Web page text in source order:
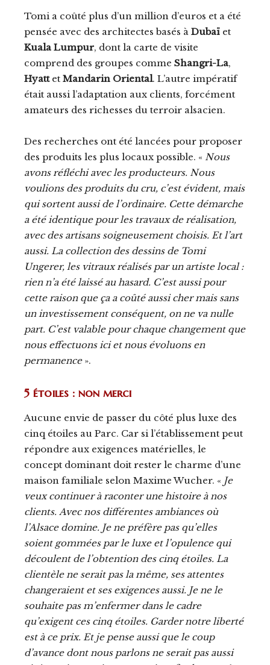
Tomi a coûté plus d’un million d’euros et a été
pensée avec des architectes basés à Dubaï et
Kuala Lumpur, dont la carte de visite
comprend des groupes comme Shangri-La,
Hyattet Mandarin Oriental. L’autre impératif
était aussi l’adaptation aux clients, forcément
amateurs des richesses du terroir alsacien.
Des recherches ont été lancées pour proposer
des produits les plus locaux possible. « Nous
avons réfléchi avec les producteurs. Nous
voulions des produits du cru, c’est évident, mais
qui sortent aussi de l’ordinaire. Cette démarche
a été identique pour les travaux de réalisation,
avec des artisans soigneusement choisis. Et l’art
aussi. La collection des dessins de Tomi
Ungerer, les vitraux réalisés par un artiste local :
rien n’a été laissé au hasard. C’est aussi pour
cette raison que ça a coûté aussi cher mais sans
un investissement conséquent, on ne va nulle
part. C’est valable pour chaque changement que
nous effectuons ici et nous évoluons en
permanence».
5 étoiles : non merci
Aucune envie de passer du côté plus luxe des
cinq étoiles au Parc. Car si l’établissement peut
répondre aux exigences matérielles, le
concept dominant doit rester le charme d’une
maison familiale selon Maxime Wucher. « Je
veux continuer à raconter une histoire à nos
clients. Avec nos différentes ambiances où
l’Alsace domine. Je ne préfère pas qu’elles
soient gommées par le luxe et l’opulence qui
découlent de l’obtention des cinq étoiles. La
clientèle ne serait pas la même, ses attentes
changeraient et ses exigences aussi. Je ne le
souhaite pas m’enfermer dans le cadre
qu’exigent ces cinq étoiles. Garder notre liberté
est à ce prix. Et je pense aussi que le coup
d’avance dont nous parlons ne serait pas aussi